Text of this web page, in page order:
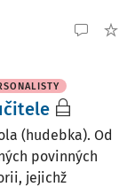
(hudebka). Od
povinných
jejichž